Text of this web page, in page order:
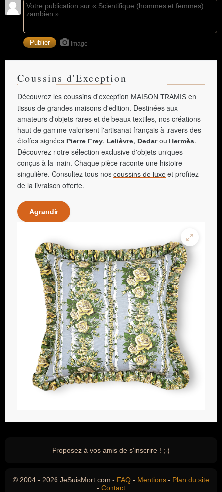
Image
Coussins d'Exception
Découvrez les coussins d'exception MAISON TRAMIS en
tissus de grandes maisons d'édition. Destinées aux
amateurs d'objets rares et de beaux textiles, nos créations
haut de gamme valorisent l'artisanat français à travers des
étoffes signées Pierre Frey, Lelièvre, Dedarou Hermès.
Découvrez notre sélection exclusive d'objets uniques
conçus à la main. Chaque pièce raconte une histoire
singulière. Consultez tous nos coussins de luxe et profitez
de la livraison offerte.
Agrandir
Proposez à vos amis de s'inscrire ! ;-)
© 2004 - 2026 JeSuisMort.com - FAQ - Mentions - Plan du site
- Contact